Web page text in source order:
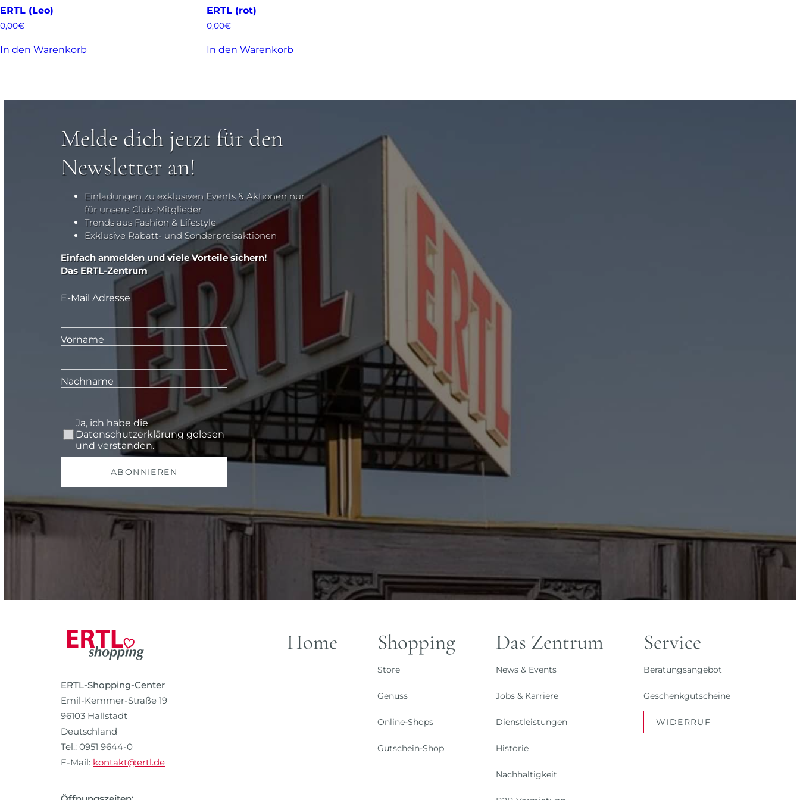
ERTL (Leo)
0,00€
In den Warenkorb
ERTL (rot)
0,00€
In den Warenkorb
Melde dich jetzt für den
Newsletter an!
Einladungen zu exklusiven Events & Aktionen nur
für unsere Club-Mitglieder
Trends aus Fashion & Lifestyle
Exklusive Rabatt- und Sonderpreisaktionen
Einfach anmelden und viele Vorteile sichern!
Das ERTL-Zentrum
E-Mail Adresse
Vorname
Nachname
Ja, ich habe die
Datenschutzerklärunggelesen
und verstanden.
ABONNIEREN
ERTL-Shopping-Center
Emil-Kemmer-Straße 19
96103 Hallstadt
Deutschland
Tel.: 0951 9644-0
E-Mail: kontakt@ertl.de
Home Shopping
Store
Genuss
Online-Shops
Gutschein-Shop
Das Zentrum
News & Events
Jobs & Karriere
Dienstleistungen
Historie
Nachhaltigkeit
Service
Beratungsangebot
Geschenkgutscheine
WIDERRUF